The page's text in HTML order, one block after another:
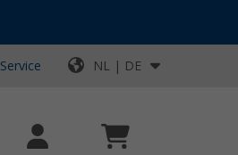
Service NL | DE